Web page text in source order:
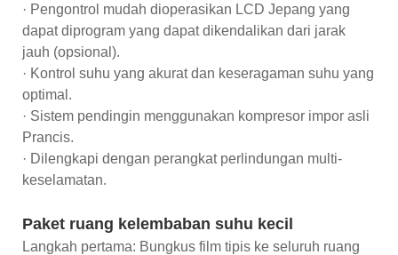
· Pengontrol mudah dioperasikan LCD Jepang yang
dapat diprogram yang dapat dikendalikan dari jarak
jauh (opsional).
· Kontrol suhu yang akurat dan keseragaman suhu yang
optimal.
· Sistem pendingin menggunakan kompresor impor asli
Prancis.
· Dilengkapi dengan perangkat perlindungan multi-
keselamatan.
Paket ruang kelembaban suhu kecil
Langkah pertama: Bungkus film tipis ke seluruh ruang